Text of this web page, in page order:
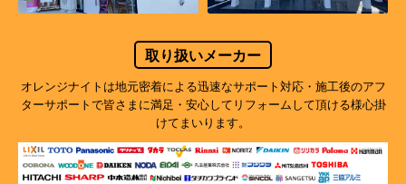
取り扱いメーカー
オレンジナイトは地元密着による迅速なサポート対応・施工後のアフ
ターサポートで皆さまに満足・安心してリフォームして頂ける様心掛
けてまいります。